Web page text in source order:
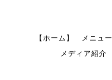
【ホーム】 メニュー
メディア紹介